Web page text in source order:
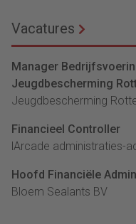
Vacatures
Manager
Jeugdbescherming
Jeugdbescherming
Financieel Controller
lArcade administraties-
Hoofd Financiële
Bloem Sealants BV